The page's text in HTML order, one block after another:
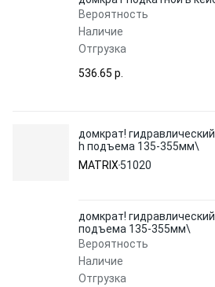
Вероятность
Наличие
Отгрузка
536.65 p.
домкрат!
h подъема 135-355мм\
MATRIX 51020
домкрат!
подъема 135-355мм\
Вероятность
Наличие
Отгрузка